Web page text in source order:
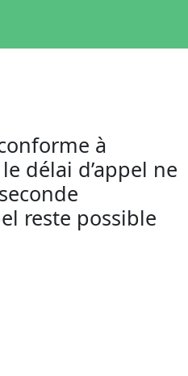
à
le délai d’appel ne
reste possible